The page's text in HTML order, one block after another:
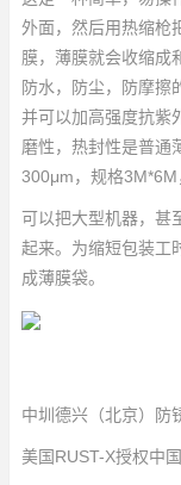
外面，然后用热缩枪
膜，薄膜就会收缩成
防水，防尘，防摩擦
并可以加高强度抗紫
磨性，热封性是普通
300μm，规格3M*6M
可以把大型机器，甚
起来。为缩短包装工
成薄膜袋。
中圳德兴（北京）防
美国RUST-X授权中